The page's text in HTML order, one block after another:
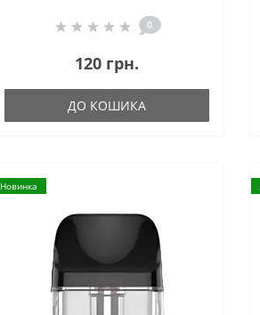
0
120 грн.
ДО КОШИКА
Новинка